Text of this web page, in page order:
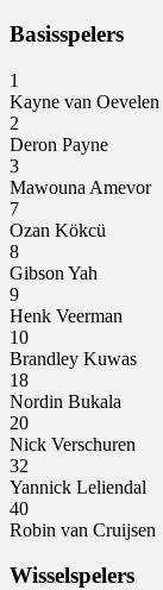
Basisspelers
1
Kayne van Oevelen
2
Deron Payne
3
Mawouna Amevor
7
Ozan Kökcü
8
Gibson Yah
9
Henk Veerman
10
Brandley Kuwas
18
Nordin Bukala
20
Nick Verschuren
32
Yannick Leliendal
40
Robin van Cruijsen
Wisselspelers